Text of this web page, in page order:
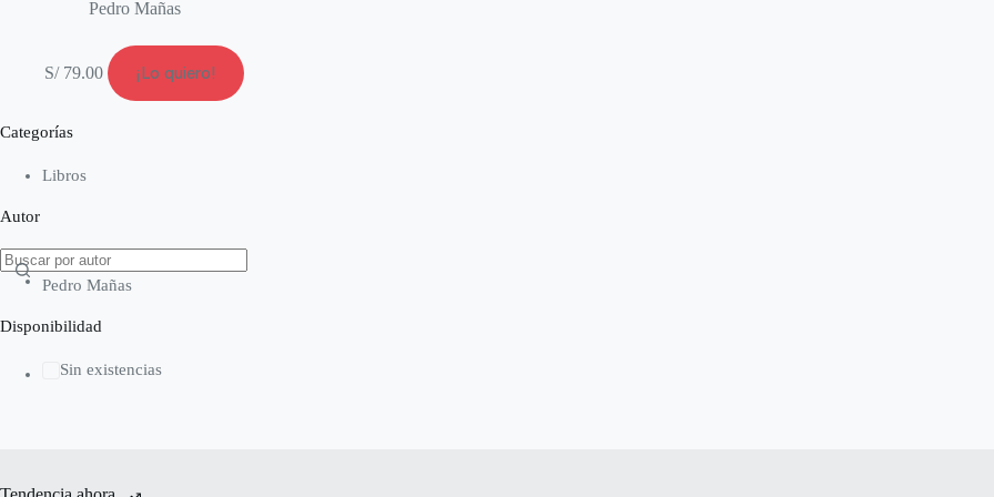
Pedro Mañas
S/79.00 ¡Lo quiero!
Categorías
Libros
Autor
Pedro Mañas
Disponibilidad
Sin existencias